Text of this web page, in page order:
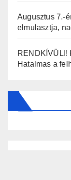
Augusztus 7.-
elmulasztja,
RENDKÍVÜLI!
Hatalmas a